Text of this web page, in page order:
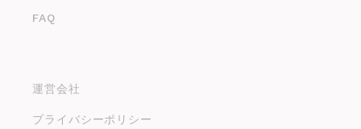
FAQ
運営会社
プライバシーポリシー